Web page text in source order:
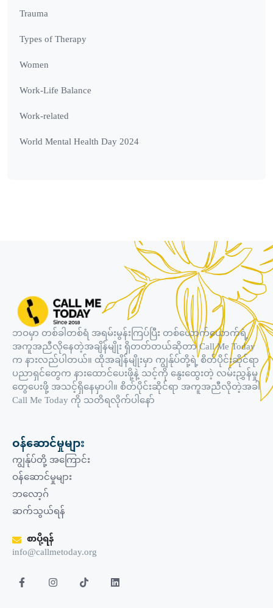
Trauma
Types of Therapy
Women
Work-Life Balance
Work-related
World Mental Health Day 2024
ဘဝမှာ တစ်ခါတစ်ရံ အရမ်းမွန်းကြပ်ပြီး တစ်ယောက်ယောက်ရဲ့
အကူအညီလိုနေတဲ့အချိန်မျိုး ရှိတတ်တယ်ဆိုတာ Call Me Today
က နားလည်ပါတယ်။ ထိုအချိန်မျိုးမှာ ကျွန်ုပ်တို့ရဲ့ စိတ်ပိုင်းဆိုင်ရာ
ပညာရှင်တွေက နားထောင်ပေးဖို့နဲ့ သင့်ကို နွေးထွေးတဲ့ လမ်းညွှန်မှု
တွေပေးဖို့ အသင့်ရှိနေမှာပါ။ စိတ်ပိုင်းဆိုင်ရာ အကူအညီလိုတဲ့အခါ
Call Me Today ကို သတိရလိုက်ပါနော်
ဝန်ဆောင်မှုများ
ကျွန်ုပ်တို့ အကြောင်း
ဝန်ဆောင်မှုများ
ဘလော့ဂ်
ဆက်သွယ်ရန်
စာပို့ရန်
info@callmetoday.org